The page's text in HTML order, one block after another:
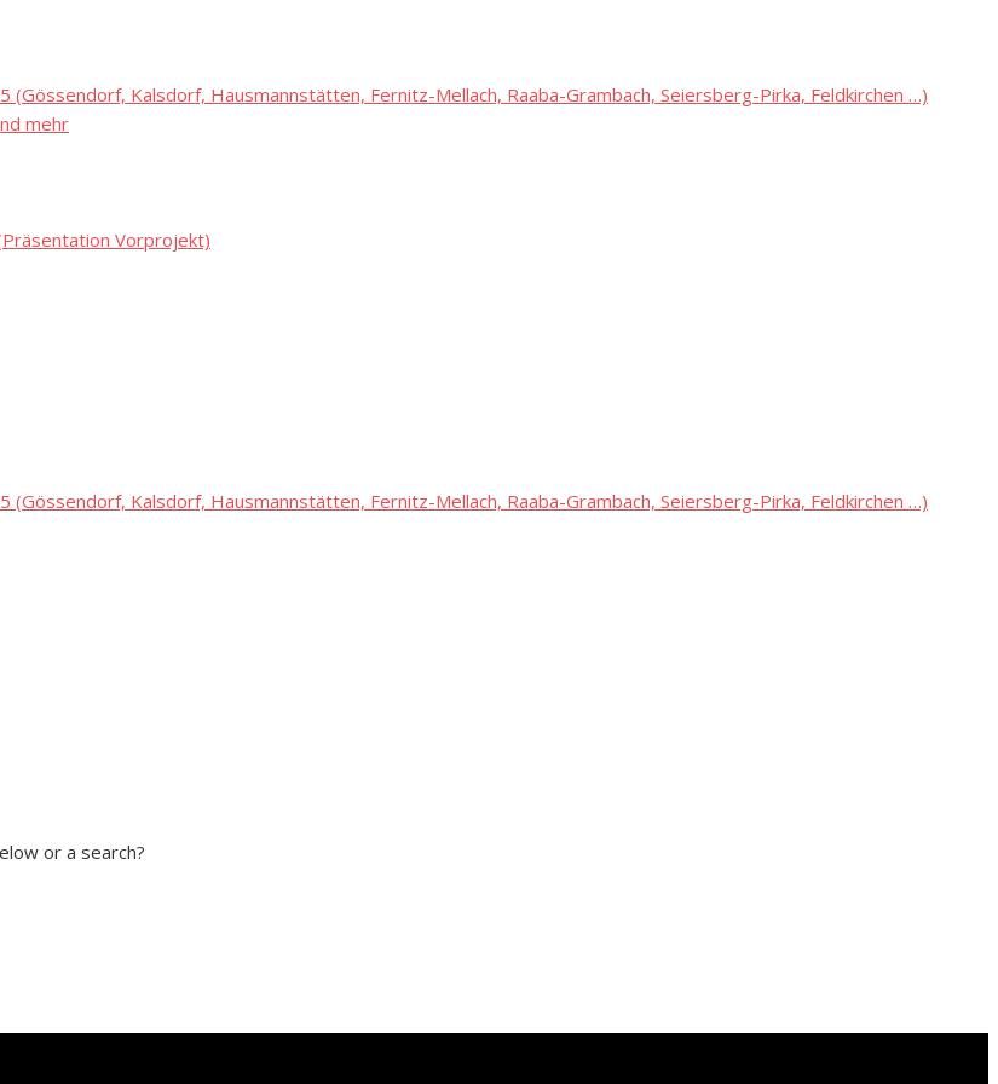
Kalsdorf, Hausmannstätten, Fernitz-Mellach, Raaba-Grambach, Seiersberg-Pirka, Feldkirchen …)
mehr
Vorprojekt)
Kalsdorf, Hausmannstätten, Fernitz-Mellach, Raaba-Grambach, Seiersberg-Pirka, Feldkirchen …)
or a search?